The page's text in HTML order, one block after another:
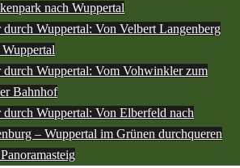
nach Wuppertal
durch Wuppertal: Von Velbert Langenberg
durch Wuppertal: Vom Vohwinkler zum
Bahnhof
durch Wuppertal: Von Elberfeld nach
– Wuppertal im Grünen durchqueren